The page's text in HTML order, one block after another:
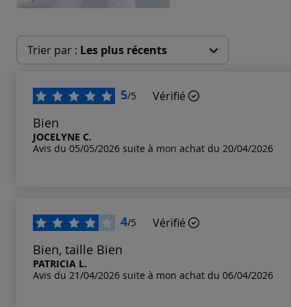
Trier par : Les plus récents
Les plus anciens
5/5 Vérifié
Bien
JOCELYNE C.
Avis du 05/05/2026 suite à mon achat du 20/04/2026
4/5 Vérifié
Bien, taille Bien
PATRICIA L.
Avis du 21/04/2026 suite à mon achat du 06/04/2026